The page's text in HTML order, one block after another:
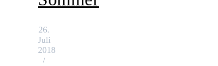
26.
Juli
2018
/